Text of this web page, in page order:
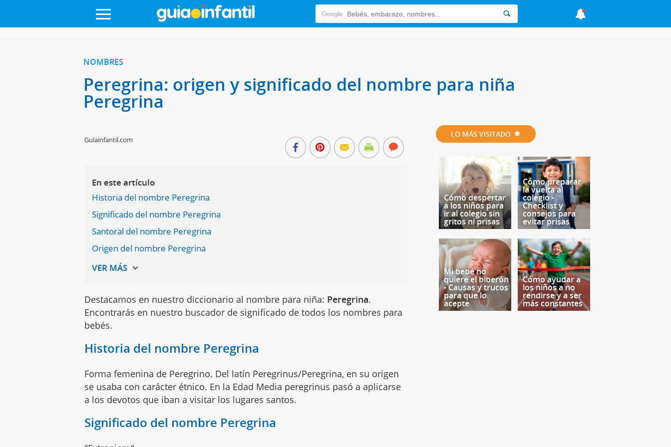
NOMBRES
Peregrina: origen y significado del nombre para niña
Peregrina
Guiainfantil.com
En este artículo
Historia del nombre Peregrina
Significado del nombre Peregrina
Santoral del nombre Peregrina
Origen del nombre Peregrina
Destacamos en nuestro diccionario al nombre para niña: Peregrina.
Encontrarás en nuestro buscador de significado de todos los nombres para
bebés.
Historia del nombre Peregrina
Forma femenina de Peregrino. Del latín Peregrinus/Peregrina, en su origen
se usaba con carácter étnico. En la Edad Media peregrinus pasó a aplicarse
a los devotos que iban a visitar los lugares santos.
Significado del nombre Peregrina
LO MÁS VISITADO
Cómo despertar
a los niños para
ir al colegio sin
gritos ni prisas
Cómo preparar
la vuelta al
colegio -
Checklist y
consejos para
evitar prisas
Mi bebé no
quiere el biberón
- Causas y trucos
para que lo
acepte
Cómo ayudar a
los niños a no
rendirse y a ser
más constantes